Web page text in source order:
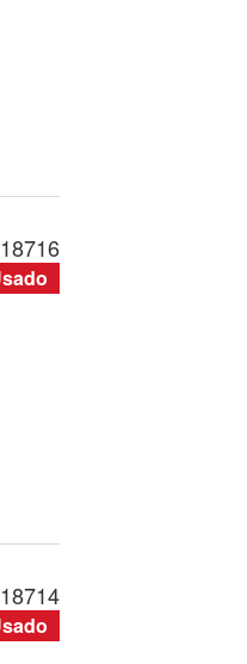
18716
Usado
18714
Usado